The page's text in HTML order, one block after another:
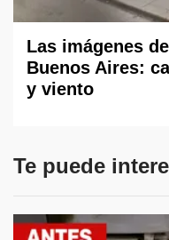
Las imágenes
Buenos Aires:
y viento
Te puede